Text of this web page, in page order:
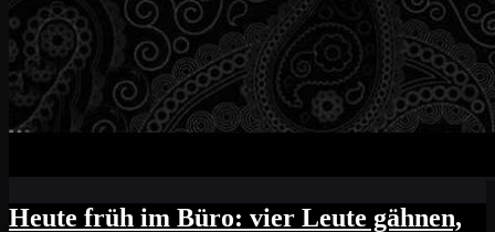
Heute früh im Büro: vier Leute gähnen,